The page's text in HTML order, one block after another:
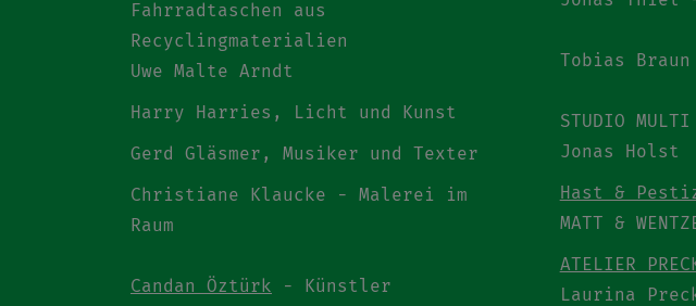
Fahrradtaschen aus
Recyclingmaterialien
Uwe Malte Arndt
Harry Harries, Licht und Kunst
Gerd Gläsmer, Musiker und Texter
Christiane Klaucke - Malerei im
Raum
Candan Öztürk - Künstler
Tobias
STUDIO
Jonas Holst
Hast &
MATT &
ATELIER
Laurina